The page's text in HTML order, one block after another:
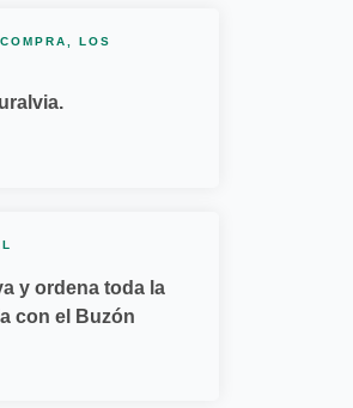
LOS
y ordena toda la
con el Buzón